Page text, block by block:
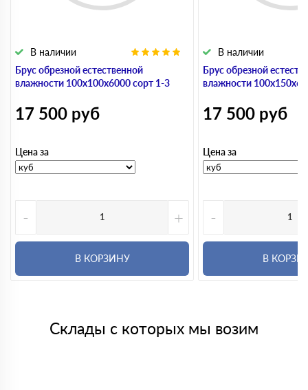
Брус обрезной естественной
влажности 100х100х6000 сорт 1-3
В наличии
17 500 руб
Цена за
- +
В КОРЗИНУ
Брус обрезной
влажности
В наличии
17 500 руб
Цена за
-
В
Склады с которых мы возим